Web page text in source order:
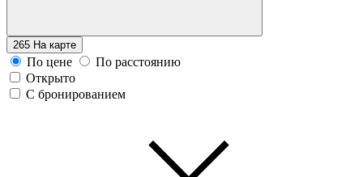
265 На карте
По цене
По расстоянию
Открыто
С бронированием